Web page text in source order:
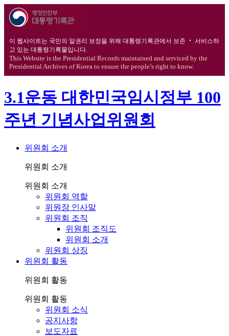
이 웹사이트는 국민의 알권리 보장을 위해 대통령기록관에서 보존 ‧ 서비스하
고 있는 대통령기록물입니다.
This Website is the Presidential Records maintained and serviced by the
Presidential Archives of Korea to ensure the people’s right to know.
3.1운동 대한민국임시정부 100
주년 기념사업위원회
위원회 소개
위원회 소개
위원회 소개
위원회 역할
위원장 인사말
위원회 조직
위원회 조직도
위원회 소개
위원회 상징
위원회 활동
위원회 활동
위원회 활동
위원회 소식
공지사항
보도자료